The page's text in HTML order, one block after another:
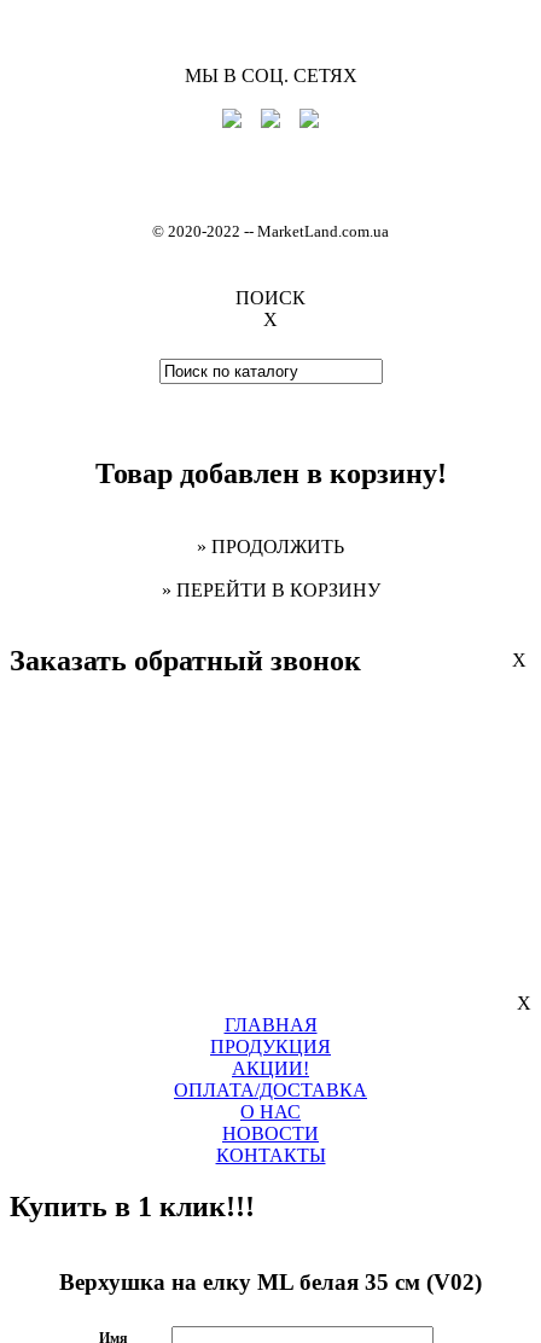
МЫ В СОЦ. СЕТЯХ
© 2020-2022 -- MarketLand.com.ua
ПОИСК
X
Товар добавлен в корзину!
» ПРОДОЛЖИТЬ
» ПЕРЕЙТИ В КОРЗИНУ
Заказать обратный звонок X
X
ГЛАВНАЯ
ПРОДУКЦИЯ
АКЦИИ!
ОПЛАТА/ДОСТАВКА
О НАС
НОВОСТИ
КОНТАКТЫ
Купить в 1 клик!!!
Верхушка на елку ML белая 35 см (V02)
Имя